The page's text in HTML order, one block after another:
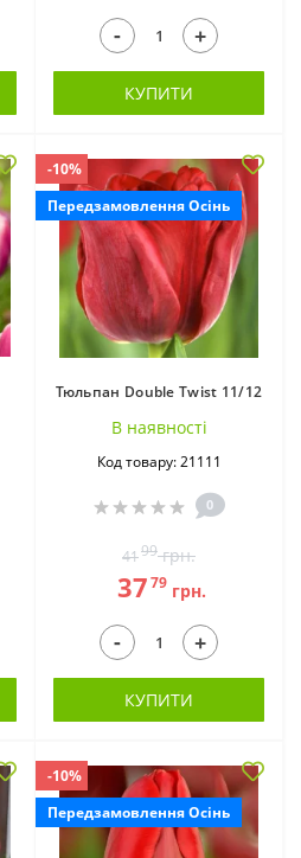
Еукоміс (3)
Зефірантес (3)
Іриси (59)
- +
КУПИТИ
-10%
Передзамовлення Осінь
Тюльпан Double Twist 11/12
В наявностi
Код товару: 21111
0
4199грн.
3779 грн.
- +
КУПИТИ
-10%
Передзамовлення Осінь